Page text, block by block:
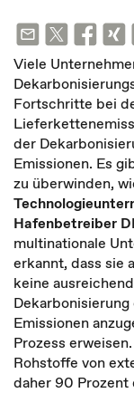
Viele
Fortschritte bei
der
Emissionen. Es
zu überwinden,
Hafenbetreiber
multinationale
erkannt, dass sie
keine
Emissionen
Prozess
Rohstoffe von
daher 90 Prozent